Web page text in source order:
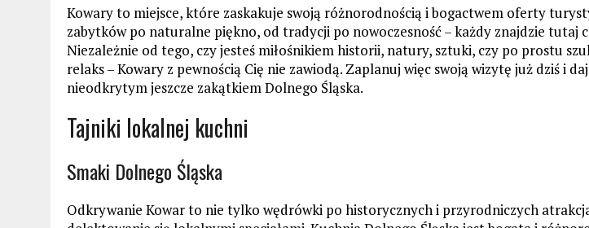
Kowary to miejsce, które zaskakuje swoją różnorodnością i bogactwem oferty
zabytków po naturalne piękno, od tradycji po nowoczesność – każdy znajdzie tutaj
Niezależnie od tego, czy jesteś miłośnikiem historii, natury, sztuki, czy po prostu
relaks – Kowary z pewnością Cię nie zawiodą. Zaplanuj więc swoją wizytę już dziś i
nieodkrytym jeszcze zakątkiem Dolnego Śląska.
Tajniki lokalnej kuchni
Smaki Dolnego Śląska
Odkrywanie Kowar to nie tylko wędrówki po historycznych i przyrodniczych